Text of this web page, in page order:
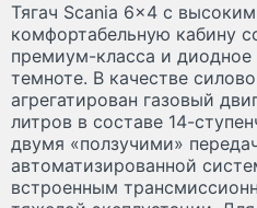
Тягач Scania 6x4 с
комфортабельную кабину
премиум-класса и
темноте. В качестве
агрегатирован газовый
литров в составе 14-
двумя «ползучими»
автоматизированной
встроенным